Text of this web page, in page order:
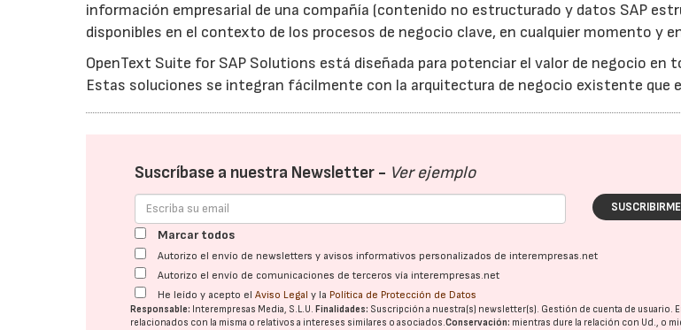
información empresarial de una compañía (contenido no estructurado y datos SAP
disponibles en el contexto de los procesos de negocio clave, en cualquier momento y
OpenText Suite for SAP Solutions está diseñada para potenciar el valor de negocio en
Estas soluciones se integran fácilmente con la arquitectura de negocio existente que
Suscríbase a nuestra Newsletter - Ver ejemplo
Marcar todos
Autorizo el envío de newsletters y avisos informativos personalizados de interempresas.net
Autorizo el envío de comunicaciones de terceros vía interempresas.net
He leído y acepto elAviso Legal y la Política de Protección de Datos
Responsable: Interempresas Media, S.L.U.Finalidades: Suscripción a nuestra(s) newsletter(s). Gestión de cuenta de usuario.
relacionados con la misma o relativos a intereses similares o asociados.Conservación: mientras dure la relación con Ud., o